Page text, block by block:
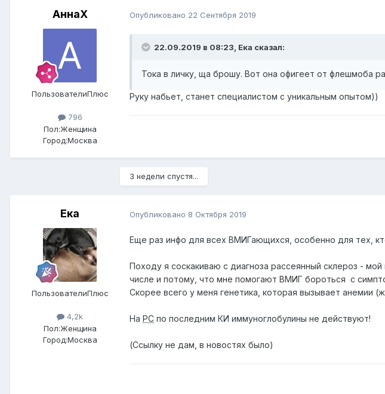
АннаХ
ПользователиПлюс
796
Пол:Женщина
Город:Москва
Опубликовано 22 Сентября 2019
22.09.2019 в 08:23, Ека сказал:
Тока в личку, ща брошу. Вот она офигеет от флешмоба
Руку набьет, станет специалистом с уникальным опытом))
3 недели спустя...
Ека
ПользователиПлюс
4,2k
Пол:Женщина
Город:Москва
Опубликовано 8 Октября 2019
Еще раз инфо для всех ВМИГающихся, особенно для тех,
Походу я соскакиваю с диагноза рассеянный склероз -
числе и потому, что мне помогают ВМИГ бороться с
Скорее всего у меня генетика, которая вызывает анемии
На РС по последним КИ иммуноглобулины не действуют!
(Ссылку не дам, в новостях было)